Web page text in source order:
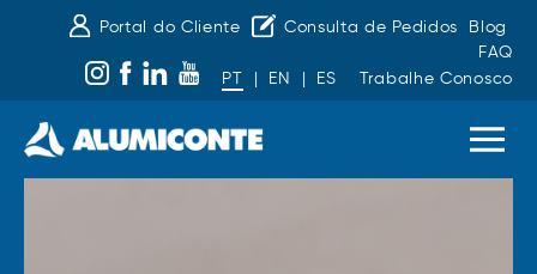
Portal do Cliente Consulta de Pedidos
Blog
FAQ
PT
| EN | ES Trabalhe Conosco